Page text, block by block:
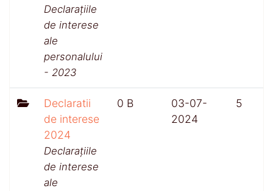
Declarațiile
de interese
ale
personalului
- 2023
Declaratii
de interese
2024
Declarațiile
de interese
ale
0 B
03-07-
2024
5